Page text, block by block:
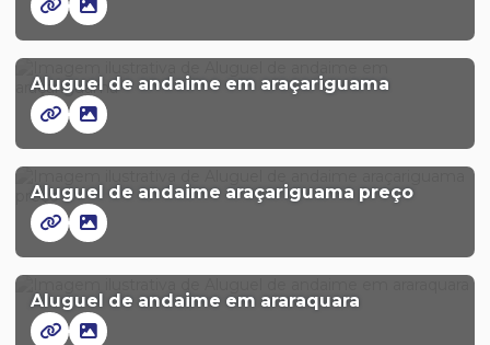
Aluguel de andaime em araçariguama
Aluguel de andaime araçariguama preço
Aluguel de andaime em araraquara